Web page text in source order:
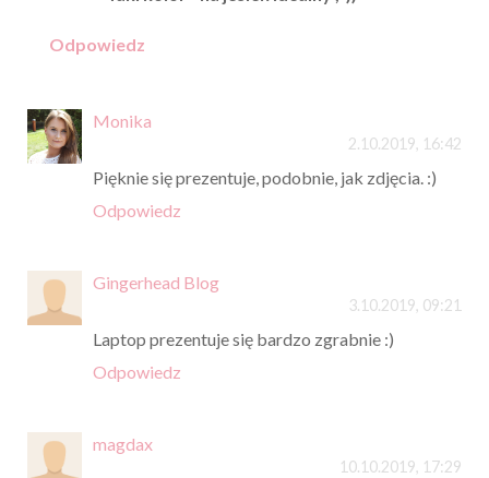
Odpowiedz
Monika
2.10.2019, 16:42
Pięknie się prezentuje, podobnie, jak zdjęcia. :)
Odpowiedz
Gingerhead Blog
3.10.2019, 09:21
Laptop prezentuje się bardzo zgrabnie :)
Odpowiedz
magdax
10.10.2019, 17:29